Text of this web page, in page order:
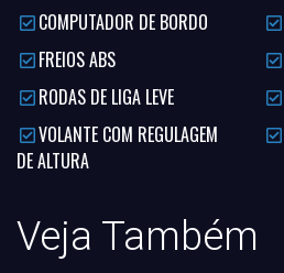
COMPUTADOR DE BORDO
FREIOS ABS
RODAS DE LIGA LEVE
VOLANTE COM REGULAGEM
DE ALTURA
Veja Também